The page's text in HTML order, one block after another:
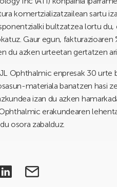
komertzializatzailean sartu
bultzatzea lortu
Gaur egun,
du azken urteetan gertatzen
Ophthalmic enpresak 30 urte
materiala banatzen hasi
izan du azken
erakundearen
osora zabalduz.